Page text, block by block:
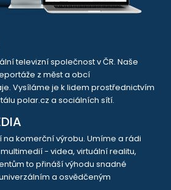
televizní společnost v ČR. Naše
z měst a obcí
Vysíláme je k lidem prostřednictvím
polar.cz a sociálních sítí.
komerční výrobu. Umíme a rádi
- videa, virtuální realitu,
to přináší výhodu snadné
a osvědčeným